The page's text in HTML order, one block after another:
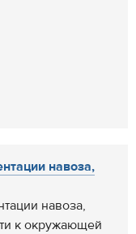
навоза,
навоза,
к окружающей